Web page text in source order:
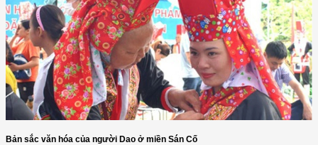
Bản sắc văn hóa của người Dao ở miền Sán Cố